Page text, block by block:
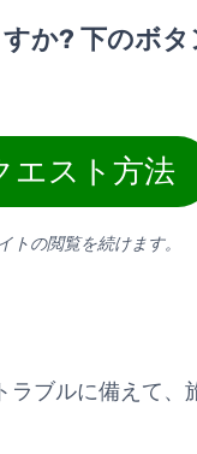
か? 下のボ
エスト方法
トの閲覧を続けます。
ブルに備えて、